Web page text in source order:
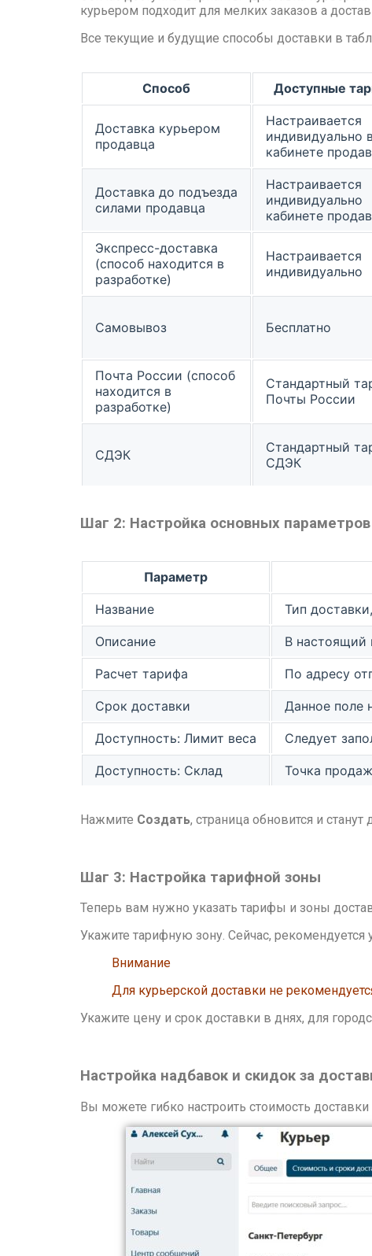
курьером подходит для мелких заказов а
Все текущие и будущие способы доставки в
Способ Доступные
Доставка курьером
продавца
Настраивается
индивидуально
кабинете
Доставка до подъезда
силами продавца
Настраивается
индивидуально
кабинете
Экспресс-доставка
(способ находится в
разработке)
Настраивается
индивидуально
Самовывоз Бесплатно
Почта России (способ
находится в
разработке)
Стандартный
Почты России
СДЭК
Стандартный
СДЭК
Шаг 2: Настройка основных параметров
Параметр
Название Тип
Описание В настоящий
Расчет тарифа По адресу
Срок доставки Данное поле
Доступность: Лимит веса Следует
Доступность: Склад Точка
Нажмите Создать, страница обновится и
Шаг 3: Настройка тарифной зоны
Теперь вам нужно указать тарифы и зоны
Укажите тарифную зону. Сейчас,
Внимание
Для курьерской доставки не
Укажите цену и срок доставки в днях, для
Настройка надбавок и скидок за
Вы можете гибко настроить стоимость